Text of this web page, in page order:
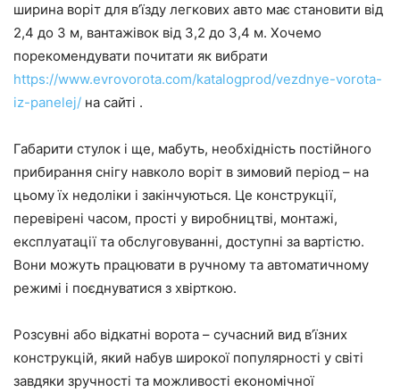
ширина воріт для в’їзду легкових авто має становити від
2,4 до 3 м, вантажівок від 3,2 до 3,4 м. Хочемо
порекомендувати почитати як вибрати
https://www.evrovorota.com/katalogprod/vezdnye-vorota-
iz-panelej/ на сайті .
Габарити стулок і ще, мабуть, необхідність постійного
прибирання снігу навколо воріт в зимовий період – на
цьому їх недоліки і закінчуються. Це конструкції,
перевірені часом, прості у виробництві, монтажі,
експлуатації та обслуговуванні, доступні за вартістю.
Вони можуть працювати в ручному та автоматичному
режимі і поєднуватися з хвірткою.
Розсувні або відкатні ворота – сучасний вид в’їзних
конструкцій, який набув широкої популярності у світі
завдяки зручності та можливості економічної